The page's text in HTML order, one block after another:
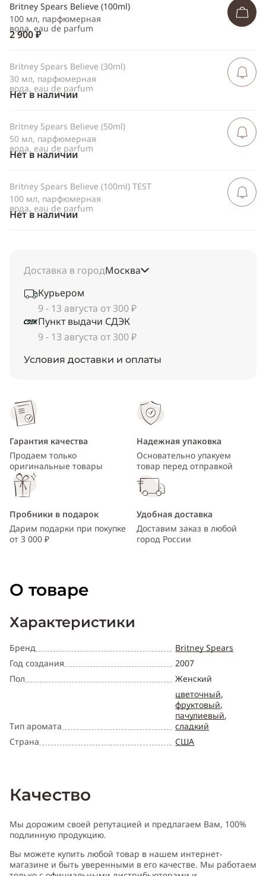
Britney Spears Believe (100ml)
100 мл, парфюмерная
вода, eau de parfum
2 900 ₽
Britney Spears Believe (30ml)
30 мл, парфюмерная
вода, eau de parfum
Нет в наличии
Сообщить
Britney Spears Believe (50ml)
50 мл, парфюмерная
вода, eau de parfum
Нет в наличии
Сообщить
Britney Spears Believe (100ml) TEST
100 мл, парфюмерная
вода, eau de parfum
Нет в наличии
Сообщить
Доставка в городМосква
Курьером
9 - 13 августа от 300 ₽
Пункт выдачи СДЭК
9 - 13 августа от 300 ₽
Условия доставки и оплаты
Гарантия качества
Продаем только
оригинальные товары
Надежная упаковка
Основательно упакуем
товар перед отправкой
Пробники в подарок
Дарим подарки при покупке
от 3 000 ₽
Удобная доставка
Доставим заказ в любой
город России
О товаре
Характеристики
Бренд
Год создания
Пол
Тип аромата
Страна
Britney Spears
2007
Женский
цветочный,
фруктовый,
пачулиевый,
сладкий
США
Качество
Мы дорожим своей репутацией и предлагаем Вам, 100%
подлинную продукцию.
Вы можете купить любой товар в нашем интернет-
магазине и быть уверенными в его качестве. Мы работаем